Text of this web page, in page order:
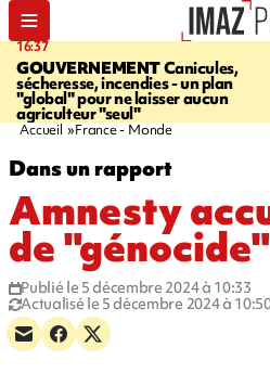
16:37
GOUVERNEMENTCanicules,
sécheresse, incendies - un plan
"global" pour ne laisser aucun
agriculteur "seul"
Accueil France - Monde
Dans un rapport
Amnesty
de
Publié le 5 décembre 2024 à 10:33
Actualisé le 5 décembre 2024 à